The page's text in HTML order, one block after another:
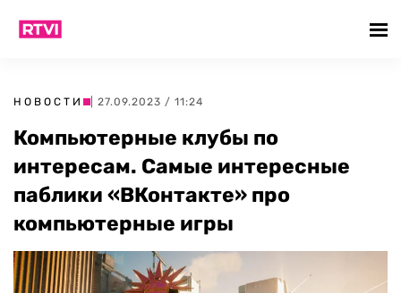
НОВОСТИ | 27.09.2023 / 11:24
Компьютерные клубы по
интересам. Самые интересные
паблики «ВКонтакте» про
компьютерные игры